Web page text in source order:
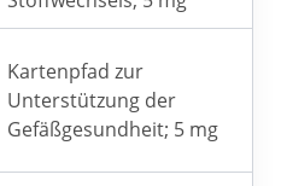
Kartenpfad zur
Unterstützung der
Gefäßgesundheit; 5 mg